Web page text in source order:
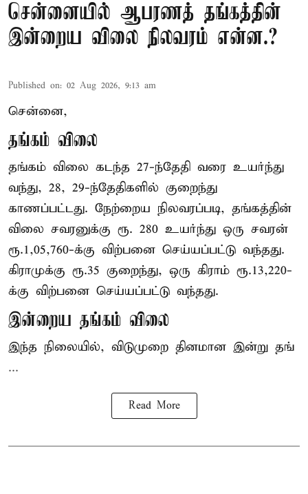
சென்னையில் ஆபரணத் தங்கத்தின்
இன்றைய விலை நிலவரம் என்ன.?
Published on: 02 Aug 2026, 9:13 am
சென்னை,
தங்கம் விலை
தங்கம் விலை கடந்த 27-ந்தேதி வரை உயர்ந்து
வந்து, 28, 29-ந்தேதிகளில் குறைந்து
காணப்பட்டது. நேற்றைய நிலவரப்படி, தங்கத்தின்
விலை சவரனுக்கு ரூ. 280 உயர்ந்து ஒரு சவரன்
ரூ.1,05,760-க்கு விற்பனை செய்யப்பட்டு வந்தது.
கிராமுக்கு ரூ.35 குறைந்து, ஒரு கிராம் ரூ.13,220-
க்கு விற்பனை செய்யப்பட்டு வந்தது.
இன்றைய தங்கம் விலை
இந்த நிலையில், விடுமுறை தினமான இன்று தங்
...
Read More